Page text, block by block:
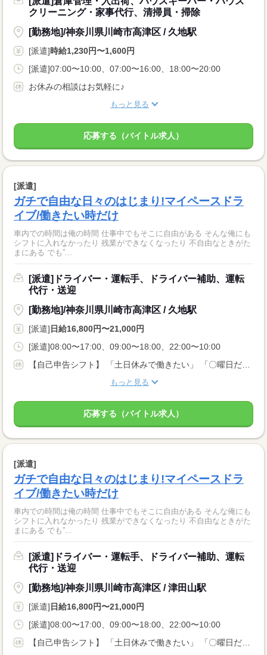
クリーニング・家事代行、清掃員・掃除
[勤務地]/神奈川県川崎市高津区 / 久地駅
[派遣]時給1,230円〜1,600円
[派遣]07:00〜10:00、07:00〜16:00、18:00〜20:00
お休みの相談はお気軽に♪
もっと見る
応募する（バイトル求人）
[派遣]
ガチで自由な日々のはじまり!マイペースドラ
イブ/働きたい時だけ
車内での時間は俺の時間 仕事中でもそこに自由がある そんな俺にも
シフトに入れなかったり 残業ができなくなったり 不自由なときがた
まにある でも”...
[派遣]ドライバー・運転手、ドライバー補助、運転
代行・送迎
[勤務地]/神奈川県川崎市高津区 / 久地駅
[派遣] 日給16,800円〜21,000円
[派遣]08:00〜17:00、09:00〜18:00、22:00〜10:00
【自己申告シフト】 「土日休みで働きたい」 「〇曜日だけ働きたい」 働きたい日は事前に選べます。 お休み希望の曜日・時間についても 面談の際に教えてくださいね。 ※こちらは中型以上のお仕事の例です
もっと見る
応募する（バイトル求人）
[派遣]
ガチで自由な日々のはじまり!マイペースドラ
イブ/働きたい時だけ
車内での時間は俺の時間 仕事中でもそこに自由がある そんな俺にも
シフトに入れなかったり 残業ができなくなったり 不自由なときがた
まにある でも”...
[派遣]ドライバー・運転手、ドライバー補助、運転
代行・送迎
[勤務地]/神奈川県川崎市高津区 / 津田山駅
[派遣] 日給16,800円〜21,000円
[派遣]08:00〜17:00、09:00〜18:00、22:00〜10:00
【自己申告シフト】 「土日休みで働きたい」 「〇曜日だけ働きたい」 働きたい日は事前に選べます。 お休み希望の曜日・時間についても 面談の際に教えてくださいね。 ※こちらは中型以上のお仕事の例です